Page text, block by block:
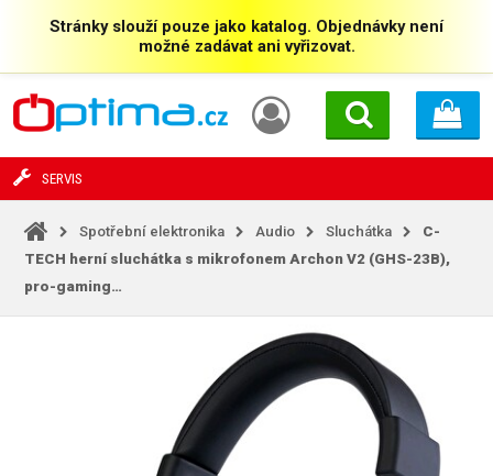
Stránky slouží pouze jako katalog. Objednávky není
možné zadávat ani vyřizovat.
SERVIS
Spotřební elektronika Audio Sluchátka
C-
TECH herní sluchátka s mikrofonem Archon V2 (GHS-23B),
pro-gaming…